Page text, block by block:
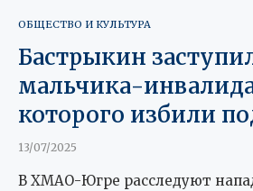
ОБЩЕСТВО И КУЛЬТУРА
Бастрыкин
мальчика-
которого избили
13/07/2025
В ХМАО-Югре расследуют